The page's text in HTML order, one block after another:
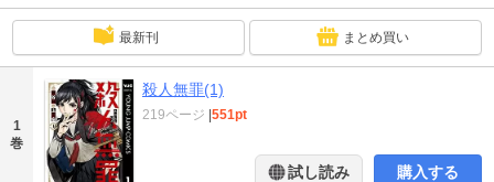
最新刊 まとめ買い
1
巻
殺人無罪(1)
219ページ |551pt
試し読み 購入する